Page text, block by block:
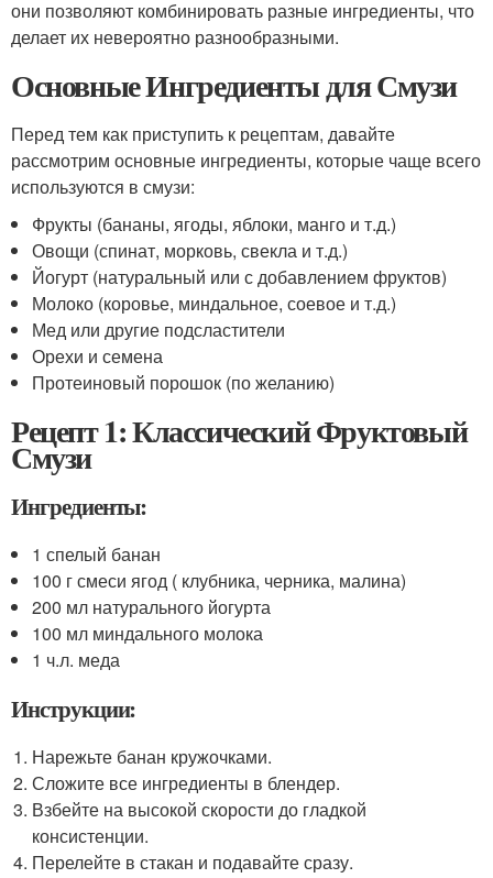
они позволяют комбинировать разные ингредиенты, что
делает их невероятно разнообразными.
Основные Ингредиенты для Смузи
Перед тем как приступить к рецептам, давайте
рассмотрим основные ингредиенты, которые чаще всего
используются в смузи:
Фрукты (бананы, ягоды, яблоки, манго и т.д.)
Овощи (спинат, морковь, свекла и т.д.)
Йогурт (натуральный или с добавлением фруктов)
Молоко (коровье, миндальное, соевое и т.д.)
Мед или другие подсластители
Орехи и семена
Протеиновый порошок (по желанию)
Рецепт 1: Классический Фруктовый
Смузи
Ингредиенты:
1 спелый банан
100 г смеси ягод ( клубника, черника, малина)
200 мл натурального йогурта
100 мл миндального молока
1 ч.л. меда
Инструкции:
Нарежьте банан кружочками.
Сложите все ингредиенты в блендер.
Взбейте на высокой скорости до гладкой
консистенции.
Перелейте в стакан и подавайте сразу.